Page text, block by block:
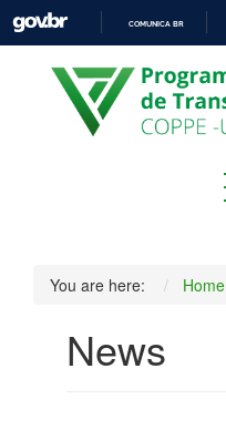
COMUNICA BR
You are here: Home
News